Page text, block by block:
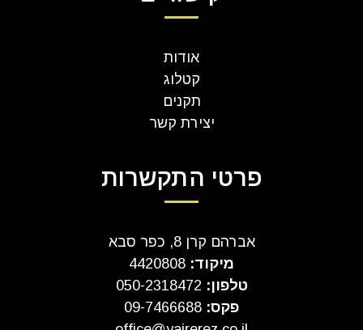
אודות
קטלוג
תקנים
יצירת קשר
פרטי התקשרות
אברהם קרן 8, כפר סבא
מיקוד:
טלפון:
פקס: 09-7466688